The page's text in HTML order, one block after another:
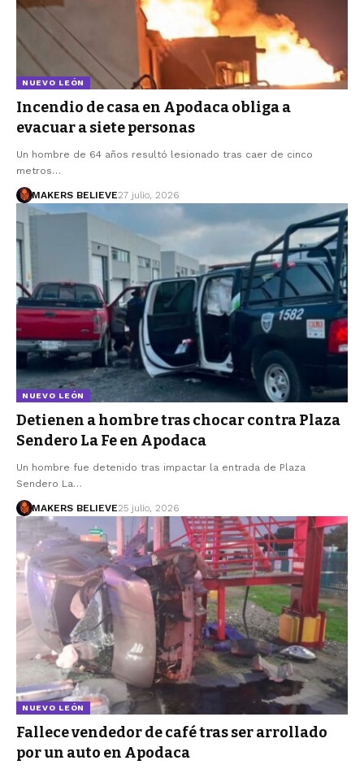
NUEVO LEÓN
Incendio de casa en Apodaca obliga a
evacuar a siete personas
Un hombre de 64 años resultó lesionado tras caer de cinco
metros…
MAKERS BELIEVE27 julio, 2026
NUEVO LEÓN
Detienen a hombre tras chocar contra Plaza
Sendero La Fe en Apodaca
Un hombre fue detenido tras impactar la entrada de Plaza
Sendero La…
MAKERS BELIEVE25 julio, 2026
NUEVO LEÓN
Fallece vendedor de café tras ser arrollado
por un auto en Apodaca